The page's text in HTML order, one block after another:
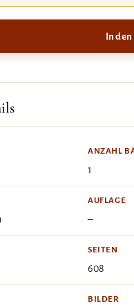
In
ANZAHL
1
AUFLAGE
–
SEITEN
608
BILDER